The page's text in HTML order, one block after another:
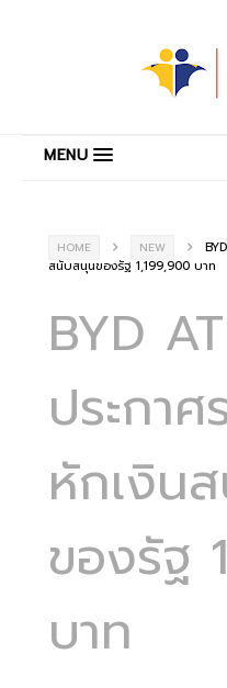
MENU
HOME NEW
สนับสนุนของรัฐ 1,199,900 บาท
BYD
ประกา
หักเงิน
ของรัฐ
บาท